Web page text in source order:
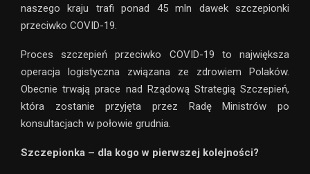
naszego kraju trafi ponad 45 mln dawek szczepionki
przeciwko COVID-19.
Proces szczepień przeciwko COVID-19 to największa
operacja logistyczna związana ze zdrowiem Polaków.
Obecnie trwają prace nad Rządową Strategią Szczepień,
która zostanie przyjęta przez Radę Ministrów po
konsultacjach w połowie grudnia.
Szczepionka – dla kogo w pierwszej kolejności?